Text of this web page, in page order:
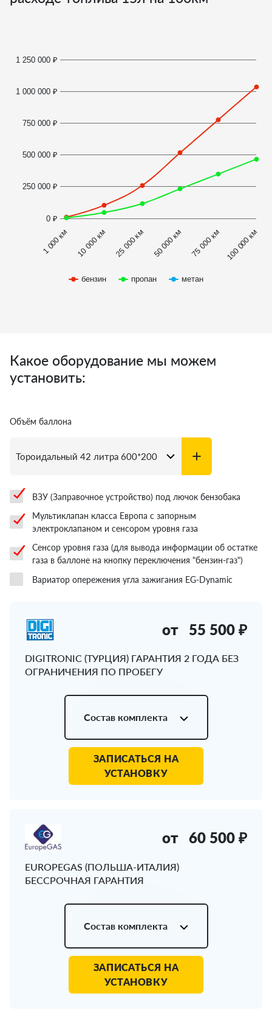
бензин пропан метан
1 000 км 10 000 км 25 000 км 50 000 км 75 000 км 100 000 км
0 ₽
250 000 ₽
500 000 ₽
750 000 ₽
1 000 000 ₽
1 250 000 ₽
Какое оборудование мы можем
установить:
Объём баллона
ВЗУ (Заправочное устройство) под лючок бензобака
Мультиклапан класса Европа с запорным
электроклапаном и сенсором уровня газа
Сенсор уровня газа (для вывода информации об остатке
газа в баллоне на кнопку переключения "бензин-газ")
Вариатор опережения угла зажигания EG-Dynamic
DIGITRONIC (ТУРЦИЯ) ГАРАНТИЯ 2 ГОДА БЕЗ
ОГРАНИЧЕНИЯ ПО ПРОБЕГУ
от 55 500 ₽
Состав комплекта
ЗАПИСАТЬСЯ НА
УСТАНОВКУ
EUROPEGAS (ПОЛЬША-ИТАЛИЯ)
БЕССРОЧНАЯ ГАРАНТИЯ
от 60 500 ₽
Состав комплекта
ЗАПИСАТЬСЯ НА
УСТАНОВКУ